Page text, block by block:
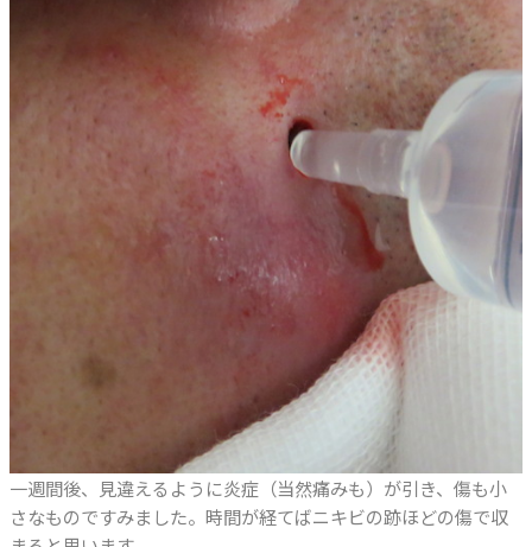
一週間後、見違えるように炎症（当然痛みも）が引き、傷も小
さなものですみました。時間が経てばニキビの跡ほどの傷で収